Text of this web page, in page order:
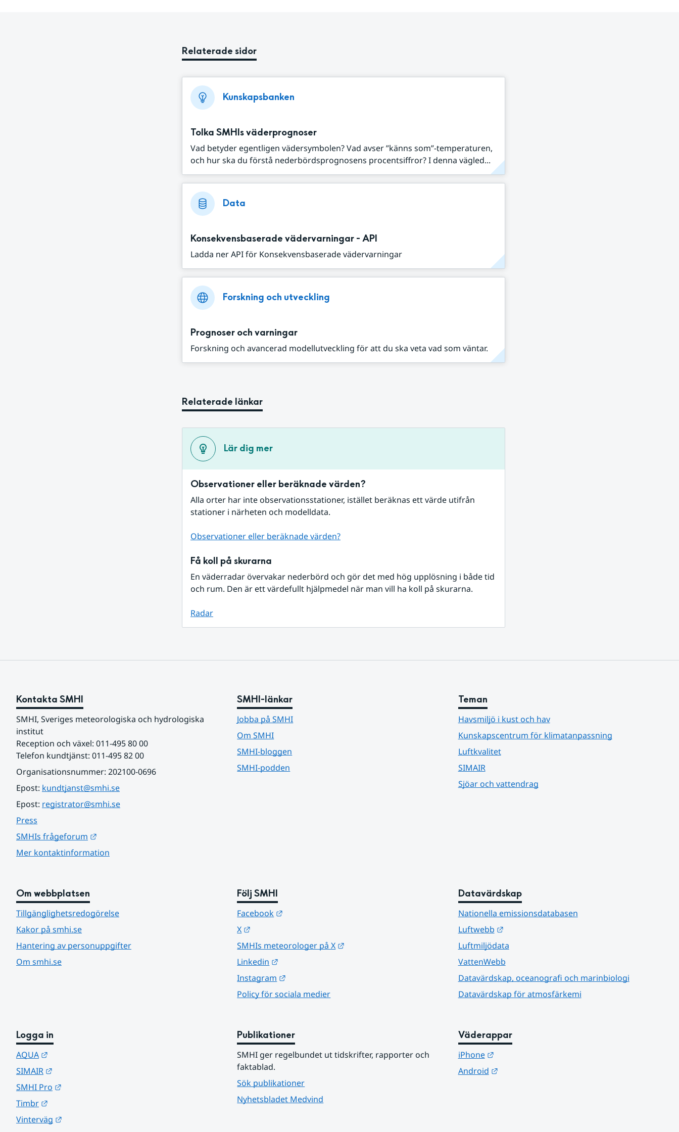
Relaterade sidor
Kunskapsbanken
Tolka SMHIs väderprognoser
Vad betyder egentligen vädersymbolen? Vad avser ”känns som”-temperaturen,
och hur ska du förstå nederbördsprognosens procentsiffror? I denna vägled...
Data
Konsekvensbaserade vädervarningar - API
Ladda ner API för Konsekvensbaserade vädervarningar
Forskning och utveckling
Prognoser och varningar
Forskning och avancerad modellutveckling för att du ska veta vad som väntar.
Relaterade länkar
Lär dig mer
Observationer eller beräknade värden?
Alla orter har inte observationsstationer, istället beräknas ett värde utifrån
stationer i närheten och modelldata.
Observationer eller beräknade värden?
Få koll på skurarna
En väderradar övervakar nederbörd och gör det med hög upplösning i både tid
och rum. Den är ett värdefullt hjälpmedel när man vill ha koll på skurarna.
Radar
Kontakta SMHI
SMHI, Sveriges meteorologiska och hydrologiska
institut
Reception och växel: 011-495 80 00
Telefon kundtjänst: 011-495 82 00
Organisationsnummer: 202100-0696
Epost: kundtjanst@smhi.se
Epost: registrator@smhi.se
Press
SMHIs frågeforum
Mer kontaktinformation
SMHI-länkar
Jobba på SMHI
Om SMHI
SMHI-bloggen
SMHI-podden
Teman
Havsmiljö i kust och hav
Kunskapscentrum för klimatanpassning
Luftkvalitet
SIMAIR
Sjöar och vattendrag
Om webbplatsen
Tillgänglighetsredogörelse
Kakor på smhi.se
Hantering av personuppgifter
Om smhi.se
Följ SMHI
Facebook
X
SMHIs meteorologer på X
Linkedin
Instagram
Policy för sociala medier
Datavärdskap
Nationella emissionsdatabasen
Luftwebb
Länk till annan webbplats.
Luftmiljödata
VattenWebb
Datavärdskap, oceanografi och marinbiologi
Datavärdskap för atmosfärkemi
Logga in
AQUA
SIMAIR
SMHI Pro
Timbr
Vinterväg
Publikationer
SMHI ger regelbundet ut tidskrifter, rapporter och
faktablad.
Sök publikationer
Nyhetsbladet Medvind
Väderappar
iPhone
Länk till annan webbplats.
Android
Länk till annan webbplats.